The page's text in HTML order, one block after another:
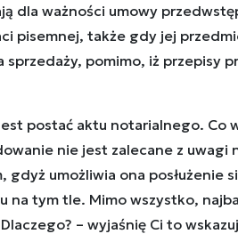
dla ważności umowy
pisemnej, także gdy jej
pomimo, iż przepisy
postać aktu notarialnego. Co
nie jest zalecane z uwagi
umożliwia ona posłużenie
tym tle. Mimo wszystko,
– wyjaśnię Ci to